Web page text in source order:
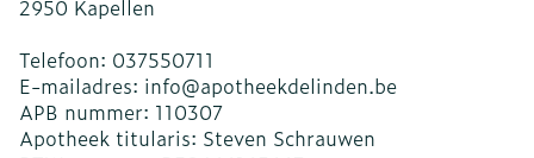
2950 Kapellen
Telefoon: 037550711
E-mailadres: info@apotheekdelinden.be
APB nummer: 110307
Apotheek titularis: Steven Schrauwen